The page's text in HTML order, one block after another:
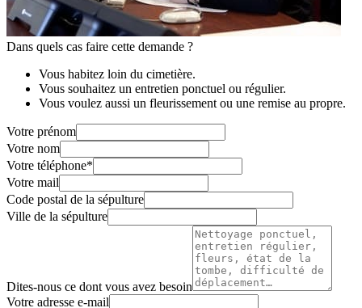
Dans quels cas faire cette demande ?
Vous habitez loin du cimetière.
Vous souhaitez un entretien ponctuel ou régulier.
Vous voulez aussi un fleurissement ou une remise au propre.
Votre prénom
Votre nom
Votre téléphone*
Votre mail
Code postal de la sépulture
Ville de la sépulture
Dites-nous ce dont vous avez besoin
Votre adresse e-mail